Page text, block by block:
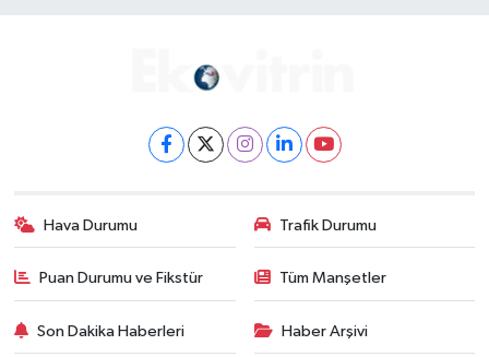
Hava Durumu Trafik Durumu
Puan Durumu ve Fikstür Tüm Manşetler
Son Dakika Haberleri Haber Arşivi